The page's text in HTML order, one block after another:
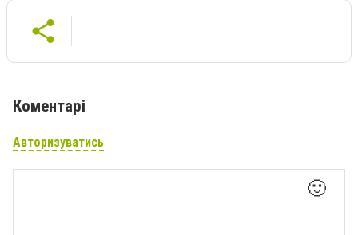
Коментарі
Авторизуватись
🙂